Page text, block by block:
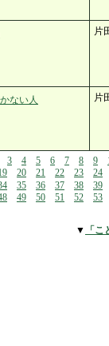
片
ない人 片
3 4 5 6 7 8 9
20 21 22 23
24
35 36 37 38
39
49 50 51 52 53
▼ 「